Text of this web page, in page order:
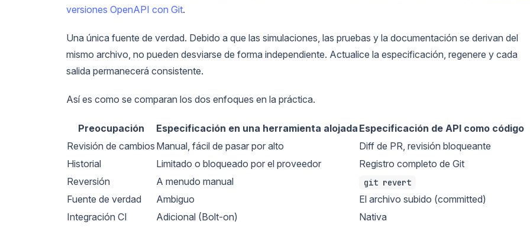
versiones OpenAPI con Git.
Una única fuente de verdad. Debido a que las simulaciones, las pruebas y la documentación se derivan del
mismo archivo, no pueden desviarse de forma independiente. Actualice la especificación, regenere y cada
salida permanecerá consistente.
Así es como se comparan los dos enfoques en la práctica.
Preocupación Especificación en una herramienta alojada Especificación de API como código
Revisión de cambios Manual, fácil de pasar por alto
Diff de PR, revisión bloqueante
Historial
Limitado o bloqueado por el proveedor
Registro completo de Git
Reversión
A menudo manual git revert
Fuente de verdad Ambiguo
El archivo subido (committed)
Integración CI
Adicional (Bolt-on) Nativa